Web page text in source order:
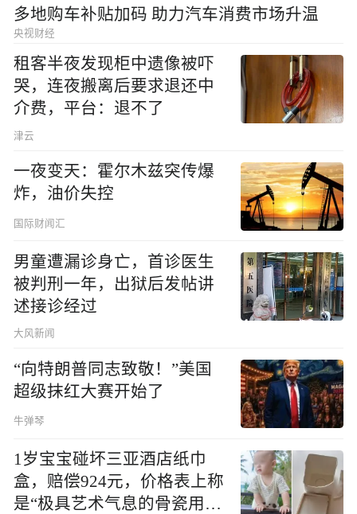
多地购车补贴加码 助力汽车消费市场升温
央视财经
租客半夜发现柜中遗像被吓
哭，连夜搬离后要求退还中
介费，平台：退不了
津云
一夜变天：霍尔木兹突传爆
炸，油价失控
国际财闻汇
男童遭漏诊身亡，首诊医生
被判刑一年，出狱后发帖讲
述接诊经过
大风新闻
“向特朗普同志致敬！”美国
超级抹红大赛开始了
牛弹琴
1岁宝宝碰坏三亚酒店纸巾
盒，赔偿924元，价格表上称
是“极具艺术气息的骨瓷用